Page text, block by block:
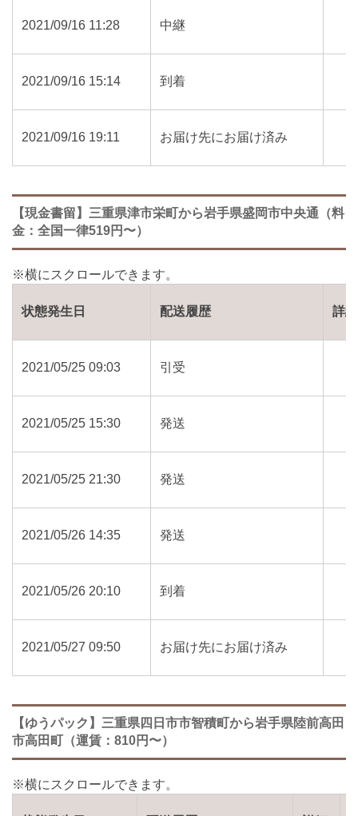
2021/09/16 11:28 中継
2021/09/16 15:14 到着
2021/09/16 19:11 お届け先にお届け済み
【現金書留】三重県津市栄町から岩手県盛岡市中央通（料
金：全国一律519円〜）
状態発生日 配送履歴 詳細
2021/05/25 09:03 引受
2021/05/25 15:30 発送
2021/05/25 21:30 発送
2021/05/26 14:35 発送
2021/05/26 20:10 到着
2021/05/27 09:50 お届け先にお届け済み
【ゆうパック】三重県四日市市智積町から岩手県陸前高田
市高田町（運賃：810円〜）